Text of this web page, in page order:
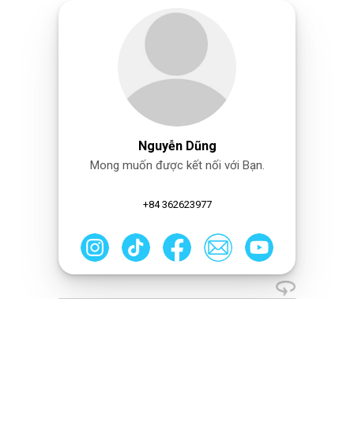
Nguyễn Dũng
Mong muốn được kết nối với Bạn.
+84 362623977